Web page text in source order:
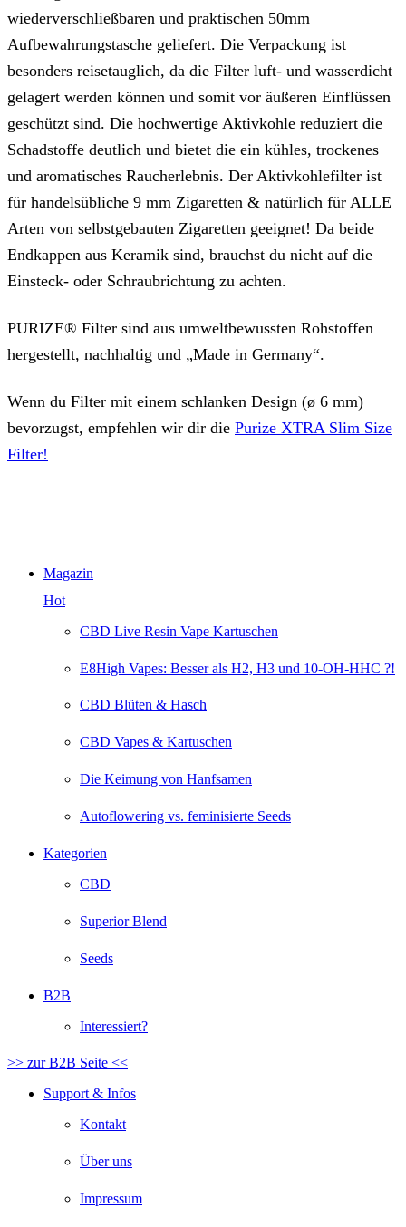
wiederverschließbaren und praktischen 50mm
Aufbewahrungstasche geliefert. Die Verpackung ist
besonders reisetauglich, da die Filter luft- und wasserdicht
gelagert werden können und somit vor äußeren Einflüssen
geschützt sind. Die hochwertige Aktivkohle reduziert die
Schadstoffe deutlich und bietet die ein kühles, trockenes
und aromatisches Raucherlebnis. Der Aktivkohlefilter ist
für handelsübliche 9 mm Zigaretten & natürlich für ALLE
Arten von selbstgebauten Zigaretten geeignet! Da beide
Endkappen aus Keramik sind, brauchst du nicht auf die
Einsteck- oder Schraubrichtung zu achten.
PURIZE® Filter sind aus umweltbewussten Rohstoffen
hergestellt, nachhaltig und „Made in Germany“.
Wenn du Filter mit einem schlanken Design (ø 6 mm)
bevorzugst, empfehlen wir dir die Purize XTRA Slim Size
Filter!
Magazin
Hot
CBD Live Resin Vape Kartuschen
E8High Vapes: Besser als H2, H3 und 10-OH-HHC ?!
CBD Blüten & Hasch
CBD Vapes & Kartuschen
Die Keimung von Hanfsamen
Autoflowering vs. feminisierte Seeds
Kategorien
CBD
Superior Blend
Seeds
B2B
Interessiert?
>> zur B2B Seite <<
Support & Infos
Kontakt
Über uns
Impressum